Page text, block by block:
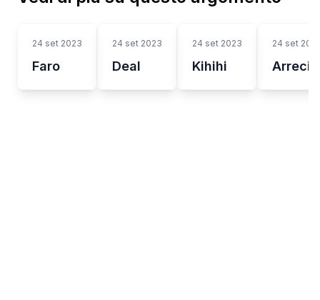
24 set 2023
Faro
24 set 2023
Deal
24 set 2023
Kihihi
24 set